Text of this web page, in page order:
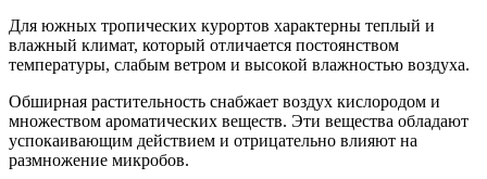
Для южных тропических курортов характерны теплый и
влажный климат, который отличается постоянством
температуры, слабым ветром и высокой влажностью воздуха.
Обширная растительность снабжает воздух кислородом и
множеством ароматических веществ. Эти вещества обладают
успокаивающим действием и отрицательно влияют на
размножение микробов.